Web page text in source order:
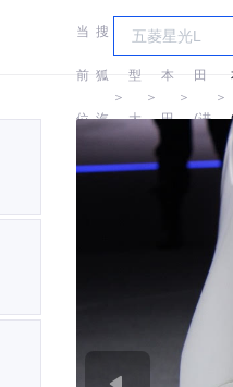
当
前
位
置:
搜
狐
汽
车
＞
车
型
大
全
＞
本
田
＞
本
田
(进
口)
＞